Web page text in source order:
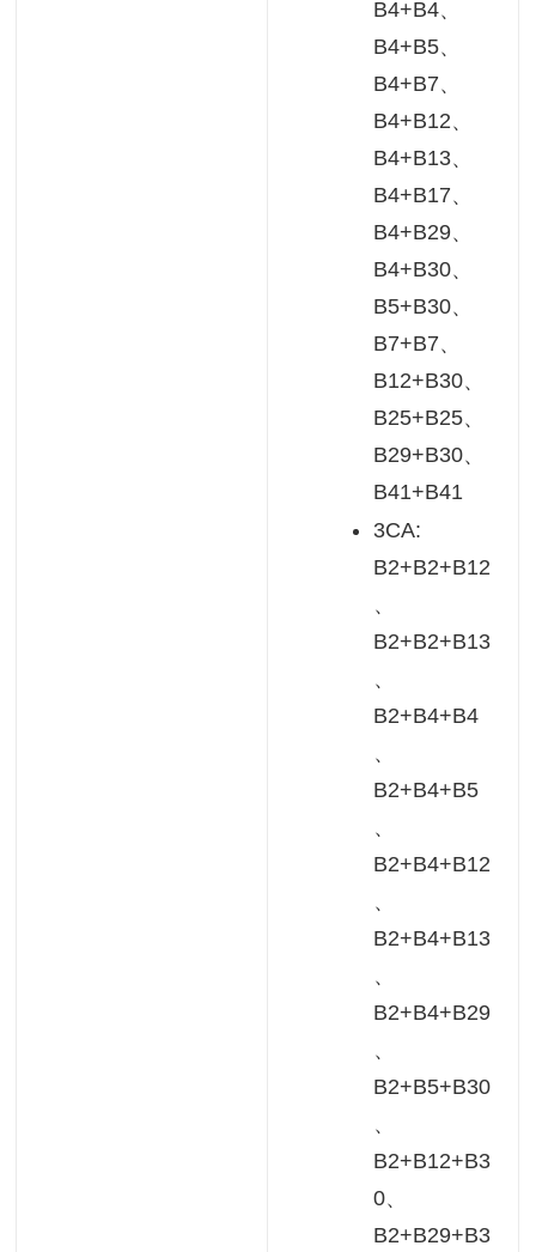
B4+B4、
B4+B5、
B4+B7、
B4+B12、
B4+B13、
B4+B17、
B4+B29、
B4+B30、
B5+B30、
B7+B7、
B12+B30、
B25+B25、
B29+B30、
B41+B41
3CA:
B2+B2+B12
、
B2+B2+B13
、
B2+B4+B4
、
B2+B4+B5
、
B2+B4+B12
、
B2+B4+B13
、
B2+B4+B29
、
B2+B5+B30
、
B2+B12+B3
0、
B2+B29+B3